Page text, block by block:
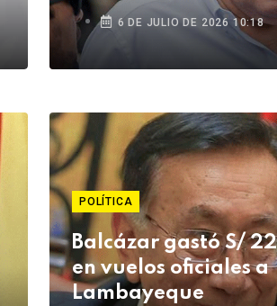
6 DE JULIO DE 2026 10:18
POLÍTICA
Balcázar gastó S/
en vuelos oficiales a
Lambayeque